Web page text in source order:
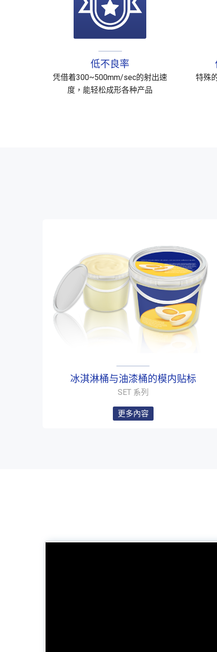
低不良率
凭借着300~500mm/sec的射出速
度，能轻松成形各种产品
特殊
冰淇淋桶与油漆桶的模内贴标
SET 系列
更多內容